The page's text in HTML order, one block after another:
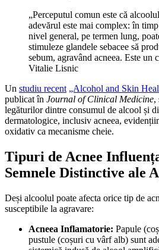
„Perceputul comun este că
adevărul este mai complex: în
nivel general, pe termen lung,
stimuleze glandele sebacee să
sebum, agravând acneea. Este un
Vitalie Lisnic
Un studiu recent „Alcohol and Skin
publicat în Journal of Clinical Medicine,
legăturilor dintre consumul de alcool și
dermatologice, inclusiv acneea,
oxidativ ca mecanisme cheie.
Tipuri de Acnee
Semnele Distinctive ale
Deși alcoolul poate afecta orice tip de
susceptibile la agravare:
Acneea Inflamatorie: Papule
pustule (coșuri cu vârf alb) sunt